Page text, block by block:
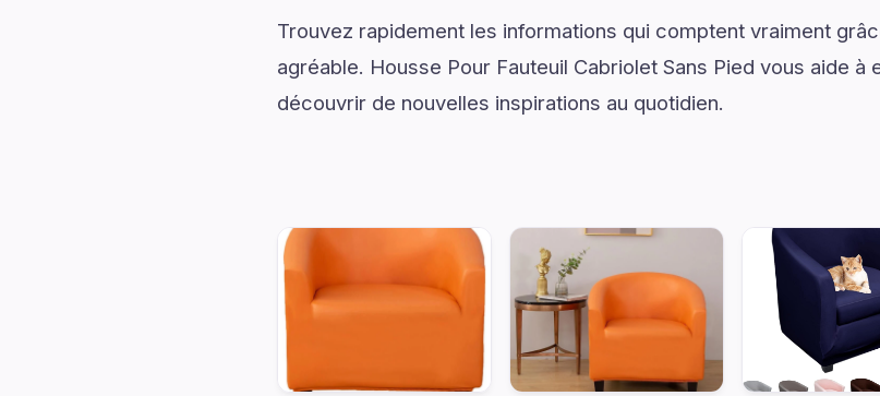
Trouvez rapidement les informations qui comptent vraiment
agréable. Housse Pour Fauteuil Cabriolet Sans Pied vous aide
découvrir de nouvelles inspirations au quotidien.